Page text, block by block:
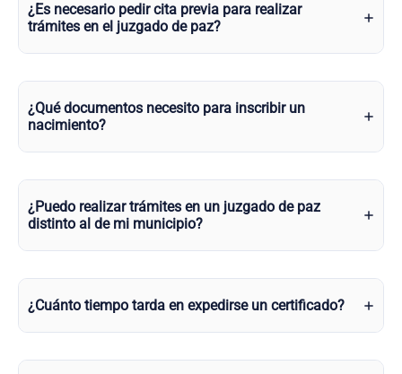
¿Es necesario pedir cita previa para realizar
trámites en el juzgado de paz?
¿Qué documentos necesito para inscribir un
nacimiento?
¿Puedo realizar trámites en un juzgado de paz
distinto al de mi municipio?
¿Cuánto tiempo tarda en expedirse un certificado?